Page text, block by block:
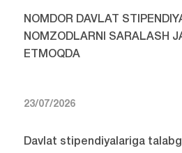
NOMDOR DAVLAT
NOMZODLARNI SARALASH
ETMOQDA
23/07/2026
Davlat stipendiyalariga